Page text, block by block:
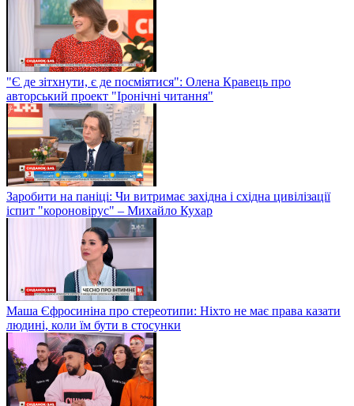
"Є де зітхнути, є де посміятися": Олена Кравець про
авторський проект "Іронічні читання"
Заробити на паніці: Чи витримає західна і східна цивілізації
іспит "короновірус" – Михайло Кухар
Маша Єфросиніна про стереотипи: Ніхто не має права казати
людині, коли їм бути в стосунки